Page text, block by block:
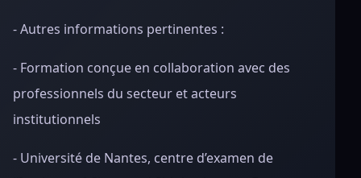
- Autres informations pertinentes :
- Formation conçue en collaboration avec des
professionnels du secteur et acteurs
institutionnels
- Université de Nantes, centre d’examen de